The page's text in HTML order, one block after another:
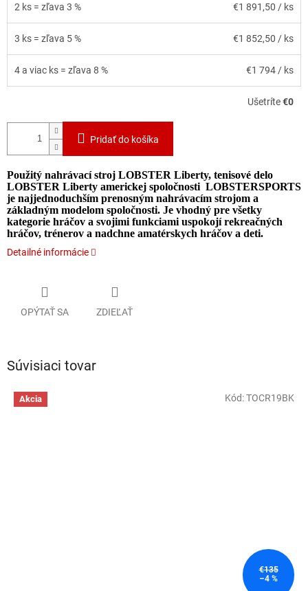
2 ks = zľava 3 % €1 891,50 / ks
3 ks = zľava 5 % €1 852,50 / ks
4 a viac ks = zľava 8 % €1 794 / ks
Ušetríte€0
Pridať do košíka
Použitý nahrávací stroj LOBSTER Liberty, tenisové delo
LOBSTER Liberty americkej spoločnosti LOBSTERSPORTS
je najjednoduchším prenosným nahrávacím strojom a
základným modelom spoločnosti. Je vhodný pre všetky
kategorie hráčov a svojimi funkciami uspokojí rekreačných
hráčov, trénerov a nadchne amatérskych hráčov a deti.
Detailné informácie
OPÝTAŤ SA ZDIEĽAŤ
Súvisiaci tovar
Akcia
€135
–4 %
Kód:TOCR19BK